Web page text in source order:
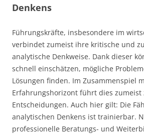
Denkens
Führungskräfte, insbesondere im
verbindet zumeist ihre kritische und
analytische Denkweise. Dank dieser
schnell einschätzen, mögliche
Lösungen finden. Im Zusammenspiel
Erfahrungshorizont führt dies
Entscheidungen. Auch hier gilt: Die
analytischen Denkens ist trainierbar.
professionelle Beratungs- und